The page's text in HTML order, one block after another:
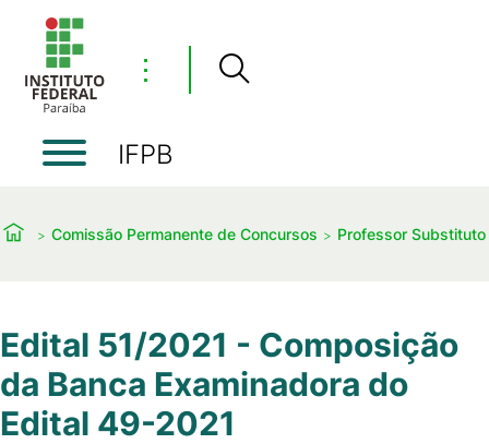
⋮
IFPB
Comissão Permanente de Concursos Professor Substituto
Edital 51/2021 - Composição
da Banca Examinadora do
Edital 49-2021